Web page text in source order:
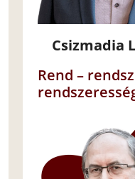
Csizmadia
Rend –